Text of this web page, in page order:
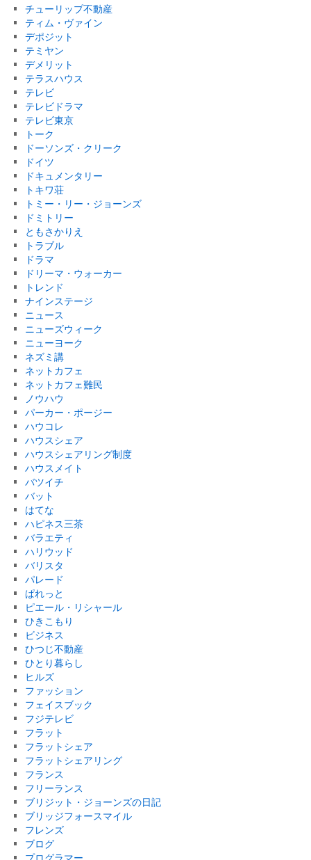
チューリップ不動産
ティム・ヴァイン
デポジット
テミヤン
デメリット
テラスハウス
テレビ
テレビドラマ
テレビ東京
トーク
ドーソンズ・クリーク
ドイツ
ドキュメンタリー
トキワ荘
トミー・リー・ジョーンズ
ドミトリー
ともさかりえ
トラブル
ドラマ
ドリーマ・ウォーカー
トレンド
ナインステージ
ニュース
ニューズウィーク
ニューヨーク
ネズミ講
ネットカフェ
ネットカフェ難民
ノウハウ
パーカー・ポージー
ハウコレ
ハウスシェア
ハウスシェアリング制度
ハウスメイト
バツイチ
バット
はてな
ハピネス三茶
バラエティ
ハリウッド
バリスタ
パレード
ぱれっと
ピエール・リシャール
ひきこもり
ビジネス
ひつじ不動産
ひとり暮らし
ヒルズ
ファッション
フェイスブック
フジテレビ
フラット
フラットシェア
フラットシェアリング
フランス
フリーランス
ブリジット・ジョーンズの日記
ブリッジフォースマイル
フレンズ
ブログ